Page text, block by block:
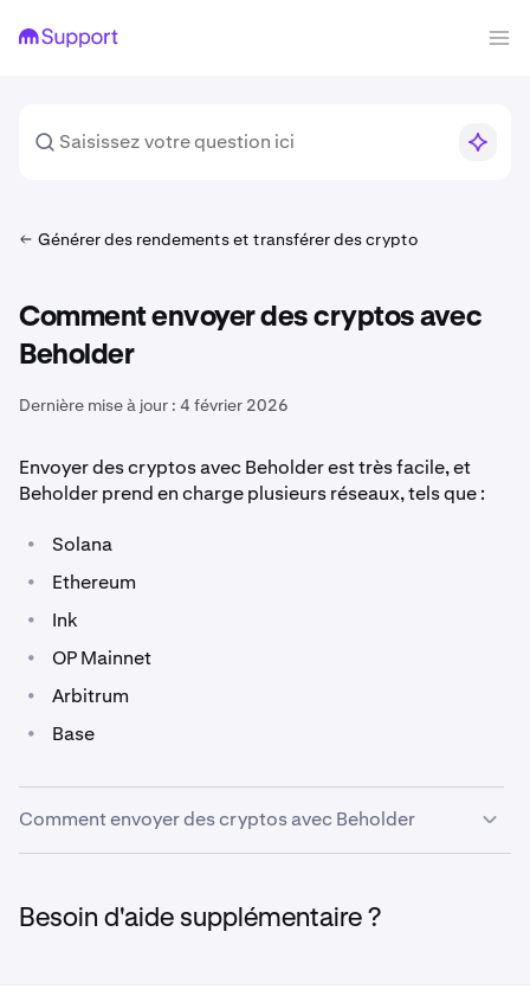
Générer des rendements et transférer des crypto
Comment envoyer des cryptos avec
Beholder
Dernière mise à jour : 4 février 2026
Envoyer des cryptos avec Beholder est très facile, et
Beholder prend en charge plusieurs réseaux, tels que :
• Solana
• Ethereum
• Ink
• OP Mainnet
• Arbitrum
• Base
Comment envoyer des cryptos avec Beholder
panneau de contrôle sur la plupart des pages, ou
Besoin d'aide supplémentaire ?